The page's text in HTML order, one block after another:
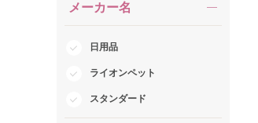
メーカー名
日用品
ライオンペット
スタンダード